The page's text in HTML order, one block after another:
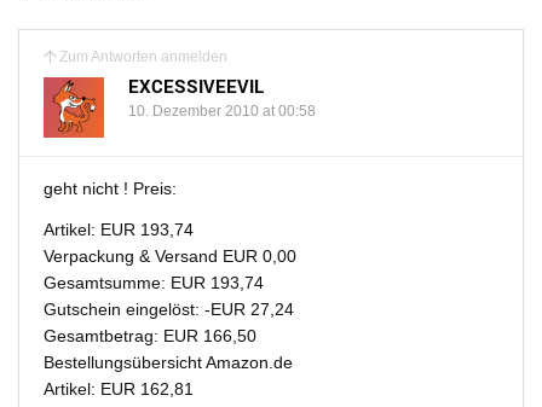
Zum Antworten anmelden
EXCESSIVEEVIL
10. Dezember 2010 at 00:58
geht nicht ! Preis:
Artikel: EUR 193,74
Verpackung & Versand EUR 0,00
Gesamtsumme: EUR 193,74
Gutschein eingelöst: -EUR 27,24
Gesamtbetrag: EUR 166,50
Bestellungsübersicht Amazon.de
Artikel: EUR 162,81